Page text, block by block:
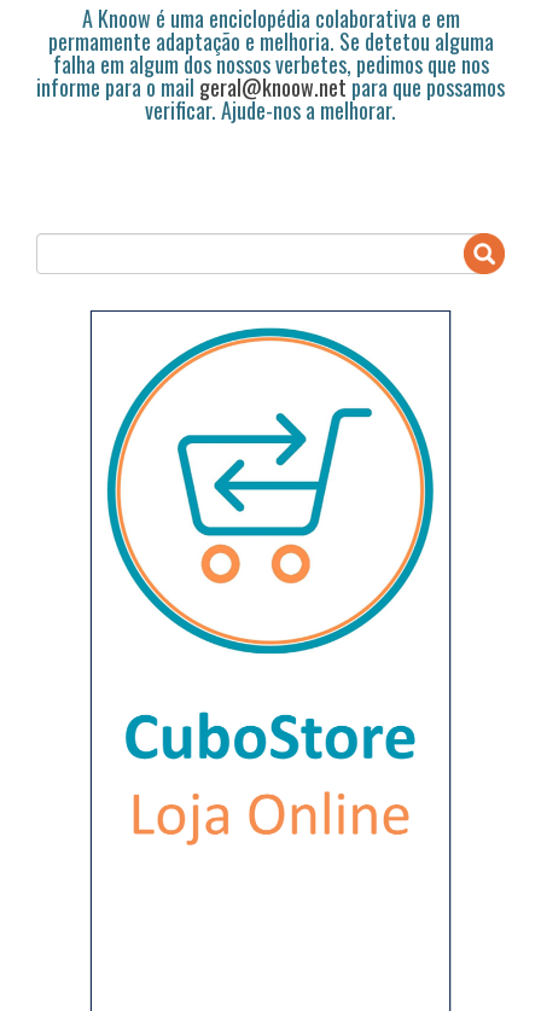
A Knoow é uma enciclopédia colaborativa e em
permamente adaptação e melhoria. Se detetou alguma
falha em algum dos nossos verbetes, pedimos que nos
informe para o mail geral@knoow.netpara que possamos
verificar. Ajude-nos a melhorar.